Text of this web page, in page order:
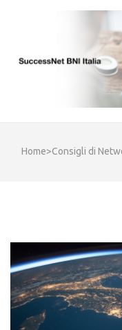
(Press
Home>Consigli di